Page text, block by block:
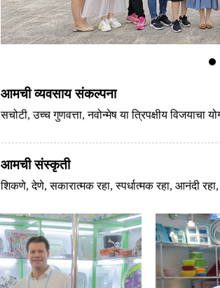
आमची व्यवसाय संकल्पना
सचोटी, उच्च गुणवत्ता, नवोन्मेष या त्रिपक्षीय विजयाचा
आमची संस्कृती
शिकणे, देणे, सकारात्मक रहा, स्पर्धात्मक रहा, आनंदी